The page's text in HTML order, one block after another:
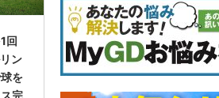
回
ン
を
完